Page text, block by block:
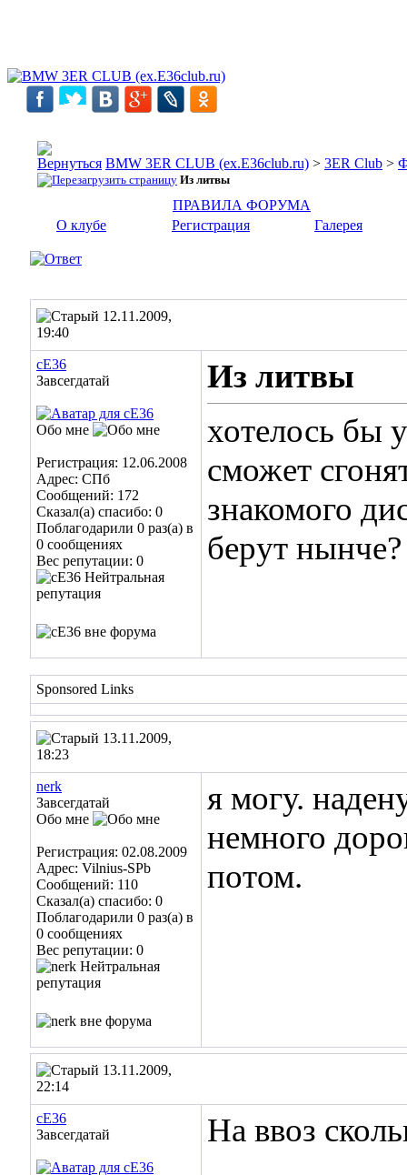
BMW 3ER CLUB (ex.E36club.ru) > 3ER Club >
Из литвы
ПРАВИЛА ФОРУМА
О клубе
Регистрация Галерея
12.11.2009,
19:40
cE36
Завсегдатай
Обо мне
Регистрация: 12.06.2008
Адрес: СПб
Сообщений: 172
Сказал(а) спасибо: 0
Поблагодарили 0 раз(а) в
0 сообщениях
Вес репутации: 0
Из литвы
хотелось бы
сможет
знакомого
берут нынче?
Sponsored Links
13.11.2009,
18:23
nerk
Завсегдатай
Обо мне
Регистрация: 02.08.2009
Адрес: Vilnius-SPb
Сообщений: 110
Сказал(а) спасибо: 0
Поблагодарили 0 раз(а) в
0 сообщениях
Вес репутации: 0
я могу.
немного
потом.
13.11.2009,
22:14
cE36
Завсегдатай
На ввоз